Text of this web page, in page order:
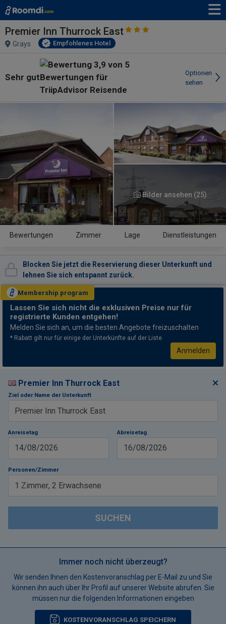
Premier Inn Thurrock East
Grays Empfohlenes Hotel
Sehr gut
Optionen
sehen
Bilder ansehen (25)
Bewertungen Zimmer Lage Dienstleistungen
Blocken Sie jetzt die Reservierung dieser Unterkunft und
lehnen Sie sich entspannt zurück.
Membership program
Lassen Sie sich nicht die exklusiven Preise nur für
registrierte Kunden entgehen!
Melden Sie sich an, um die besten Angebote freizuschalten
* Rabatt gilt nur für einige der Unterkünfte auf der Liste
Anmelden
Premier Inn Thurrock East
Ziel oder Name der Unterkunft
Anreisetag
14/08/2026
Abreisetag
16/08/2026
Personen/Zimmer
1 Zimmer, 2 Erwachsene
SUCHEN
Immer noch nicht überzeugt?
Wir senden Ihnen den Kostenvoranschlag per E-Mail zu und Sie
können ihn auch über Ihr Profil auf unserer Website abrufen. Sie
müssen nur die folgenden Informationen eingeben
KOSTENVORANSCHLAG SPEICHERN